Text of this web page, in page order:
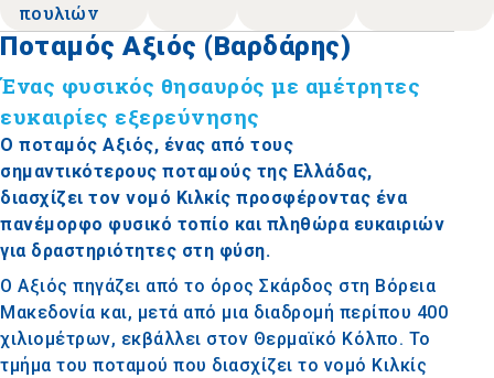
πουλιών
Ποταμός Αξιός (Βαρδάρης)
Ένας φυσικός θησαυρός με αμέτρητες
ευκαιρίες εξερεύνησης
Ο ποταμός Αξιός, ένας από τους
σημαντικότερους ποταμούς της Ελλάδας,
διασχίζει τον νομό Κιλκίς προσφέροντας ένα
πανέμορφο φυσικό τοπίο και πληθώρα ευκαιριών
για δραστηριότητες στη φύση.
Ο Αξιός πηγάζει από το όρος Σκάρδος στη Βόρεια
Μακεδονία και, μετά από μια διαδρομή περίπου 400
χιλιομέτρων, εκβάλλει στον Θερμαϊκό Κόλπο. Το
τμήμα του ποταμού που διασχίζει το νομό Κιλκίς